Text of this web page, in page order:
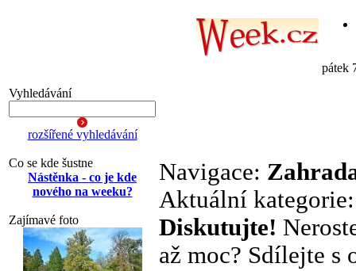
pátek
Vyhledávání
rozšířené vyhledávání
Co se kde šustne
Nástěnka - co je kde
nového na weeku?
Zajímavé foto
Navigace:
Aktuální
Diskutujte!
až moc? Sdílejte s